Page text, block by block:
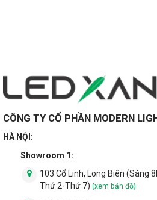
2.4. Lắp đặt an toàn,
Đèn mâm pha lê là sản phẩm có
Đo đó, tính an toàn chính là một
trọng hàng đầu khi lắp đặt bất cứ
CÔNG TY CỔ PHẦN MODERN
HÀ NỘI:
Showroom 1:
103 Cổ Linh, Long Biên (Sáng
Thứ 2-Thứ 7) (xem bản đồ)